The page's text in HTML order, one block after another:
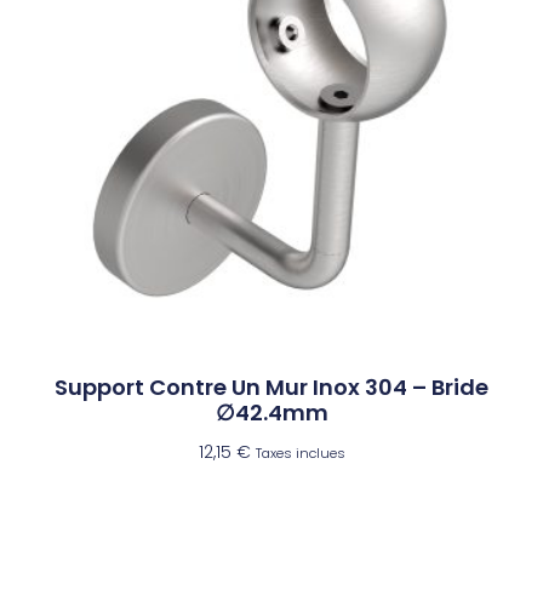
Support Contre Un Mur Inox 304 – Bride
∅42.4mm
12,15 € Taxes inclues